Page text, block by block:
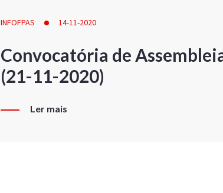
INFOFPAS 14-11-2020
Convocatória de
(21-11-2020)
Ler mais